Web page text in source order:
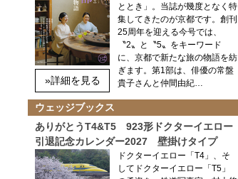
»詳細を見る
ととき」。当誌が幾度となく特
集してきたのが京都です。創刊
25周年を迎える今号では、
〝2〟と〝5〟をキーワード
に、京都で新たな旅の物語を紡
ぎます。第1部は、俳優の常盤
貴子さんと仲間由紀…
ウェッジブックス
ありがとうT4&T5 923形ドクターイエロー
引退記念カレンダー2027 壁掛けタイプ
ドクターイエロー「T4」、そ
してドクターイエロー「T5」